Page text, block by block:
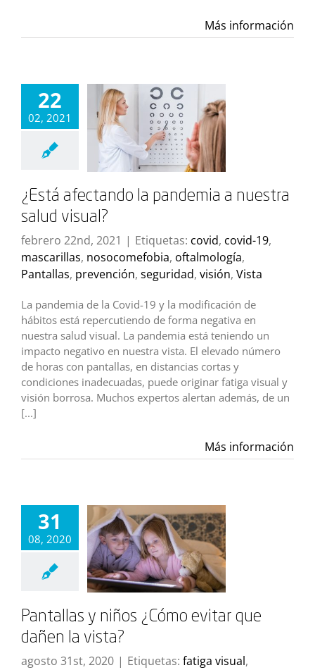
Más información
22
02, 2021
¿Está afectando la pandemia a nuestra
salud visual?
febrero 22nd, 2021 | Etiquetas: covid, covid-19,
mascarillas, nosocomefobia, oftalmología,
Pantallas, prevención, seguridad, visión, Vista
La pandemia de la Covid-19 y la modificación de
hábitos está repercutiendo de forma negativa en
nuestra salud visual. La pandemia está teniendo un
impacto negativo en nuestra vista. El elevado número
de horas con pantallas, en distancias cortas y
condiciones inadecuadas, puede originar fatiga visual y
visión borrosa. Muchos expertos alertan además, de un
[...]
Más información
31
08, 2020
Pantallas y niños ¿Cómo evitar que
dañen la vista?
agosto 31st, 2020 | Etiquetas: fatiga visual,